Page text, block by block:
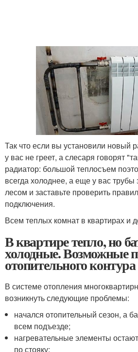
Так что если вы установили новый
у вас не греет, а слесаря говорят
радиатор: большой теплосъем
всегда холоднее, а еще у вас
лесом и заставьте проверить
подключения.
Всем теплых комнат в квартирах и
В квартире тепло, но
холодные. Возможные
отопительного контура
В системе отопления
возникнуть следующие проблемы:
начался отопительный сезон, а
всем подъезде;
нагревательные элементы
по стояку;